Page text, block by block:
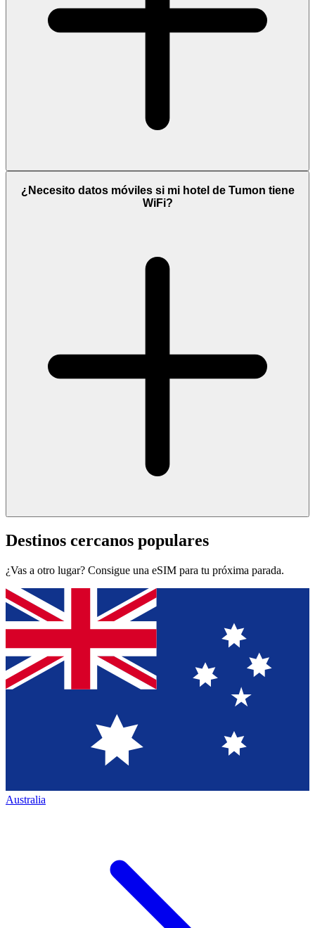
¿Necesito datos móviles si mi hotel de Tumon tiene
WiFi?
Destinos cercanos populares
¿Vas a otro lugar? Consigue una eSIM para tu próxima parada.
Australia